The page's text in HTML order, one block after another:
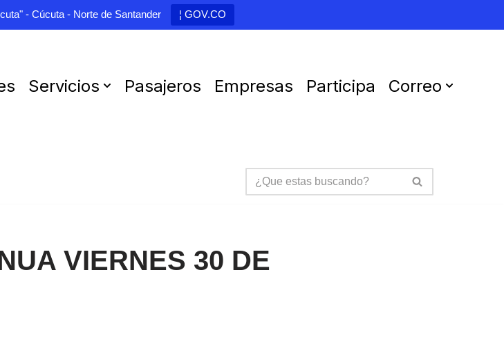
- Cúcuta - Norte de Santander ¦ GOV.CO
Servicios Pasajeros Empresas Participa
Correo
VIERNES 30 DE